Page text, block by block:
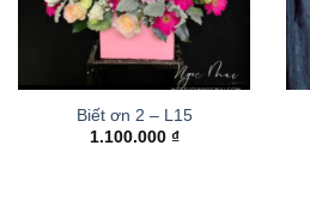
Biết ơn 2 – L15
1.100.000 ₫